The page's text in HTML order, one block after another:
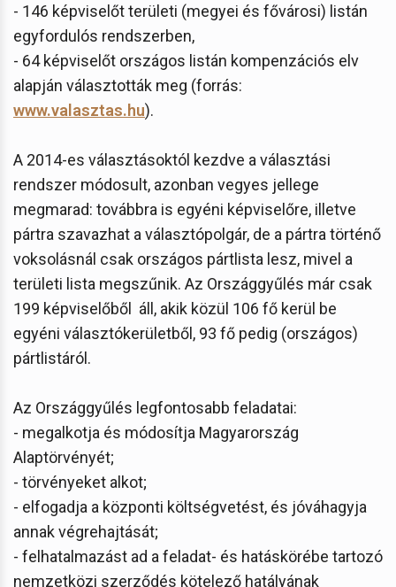
- 146 képviselőt területi (megyei és fővárosi) listán
egyfordulós rendszerben,
- 64 képviselőt országos listán kompenzációs elv
alapján választották meg (forrás:
www.valasztas.hu).
A 2014-es választásoktól kezdve a választási
rendszer módosult, azonban vegyes jellege
megmarad: továbbra is egyéni képviselőre, illetve
pártra szavazhat a választópolgár, de a pártra történő
voksolásnál csak országos pártlista lesz, mivel a
területi lista megszűnik. Az Országgyűlés már csak
199 képviselőből áll, akik közül 106 fő kerül be
egyéni választókerületből, 93 fő pedig (országos)
pártlistáról.
Az Országgyűlés legfontosabb feladatai:
- megalkotja és módosítja Magyarország
Alaptörvényét;
- törvényeket alkot;
- elfogadja a központi költségvetést, és jóváhagyja
annak végrehajtását;
- felhatalmazást ad a feladat- és hatáskörébe tartozó
nemzetközi szerződés kötelező hatályának